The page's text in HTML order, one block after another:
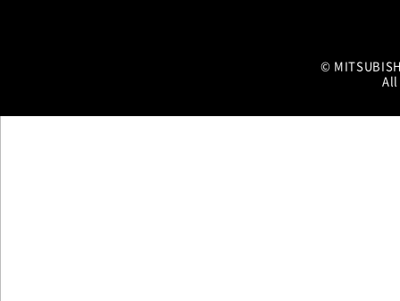
©
All